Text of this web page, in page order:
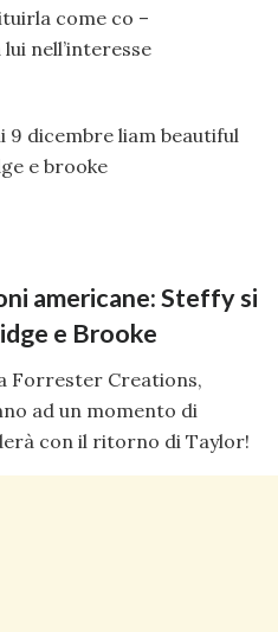
come co –
nell’interesse
americane: Steffy si
e Brooke
Forrester Creations,
ad un momento di
con il ritorno di Taylor!